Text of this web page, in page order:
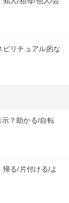
ピリチュアル的な
示？助かる/自転
帰る/片付ける/よ